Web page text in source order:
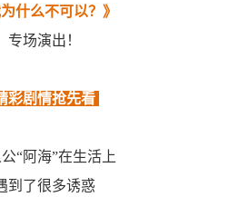
为什么不可以？》
专场演出！
彩剧情抢先看
“阿海”在生活上
到了很多诱惑